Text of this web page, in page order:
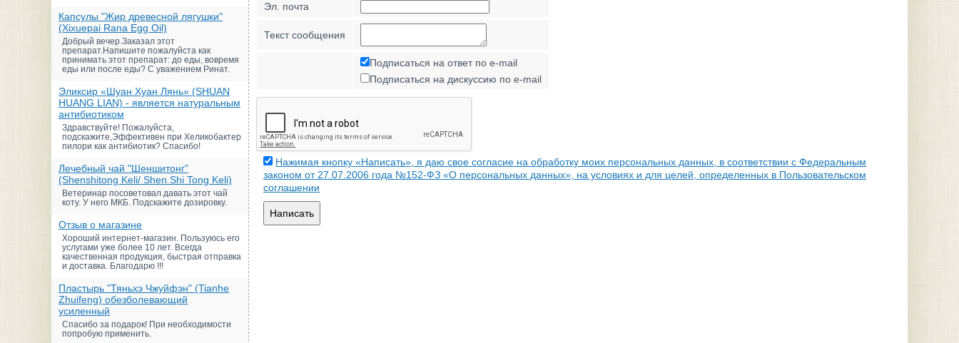
Капсулы "Жир древесной лягушки"
(Xixuepai Rana Egg Oil)
Добрый вечер.Заказал этот
препарат.Напишите пожалуйста как
принимать этот препарат: до еды, вовремя
еды или после еды? С уважением Ринат.
Эликсир «Шуан Хуан Лянь» (SHUAN
HUANG LIAN) - является натуральным
антибиотиком
Здравствуйте! Пожалуйста,
подскажите,Эффективен при Хеликобактер
пилори как антибиотик? Спасибо!
Лечебный чай "Шеншитонг"
(Shenshitong Keli/ Shen Shi Tong Keli)
Ветеринар посоветовал давать этот чай
коту. У него МКБ. Подскажите дозировку.
Отзыв о магазине
Хороший интернет-магазин. Пользуюсь его
услугами уже более 10 лет. Всегда
качественная продукция, быстрая отправка
и доставка. Благодарю !!!
Пластырь "Тяньхэ Чжуйфэн" (Tianhe
Zhuifeng) обезболевающий
усиленный
Спасибо за подарок! При необходимости
попробую применить.
Эл. почта
Текст сообщения
Подписаться на ответ по e-mail
Подписаться на дискуссию по e-mail
Нажимая кнопку «Написать», я даю свое согласие на обработку моих персональных данных, в соответствии с Федеральным
законом от 27.07.2006 года №152-ФЗ «О персональных данных», на условиях и для целей, определенных в Пользовательском
соглашении
Написать